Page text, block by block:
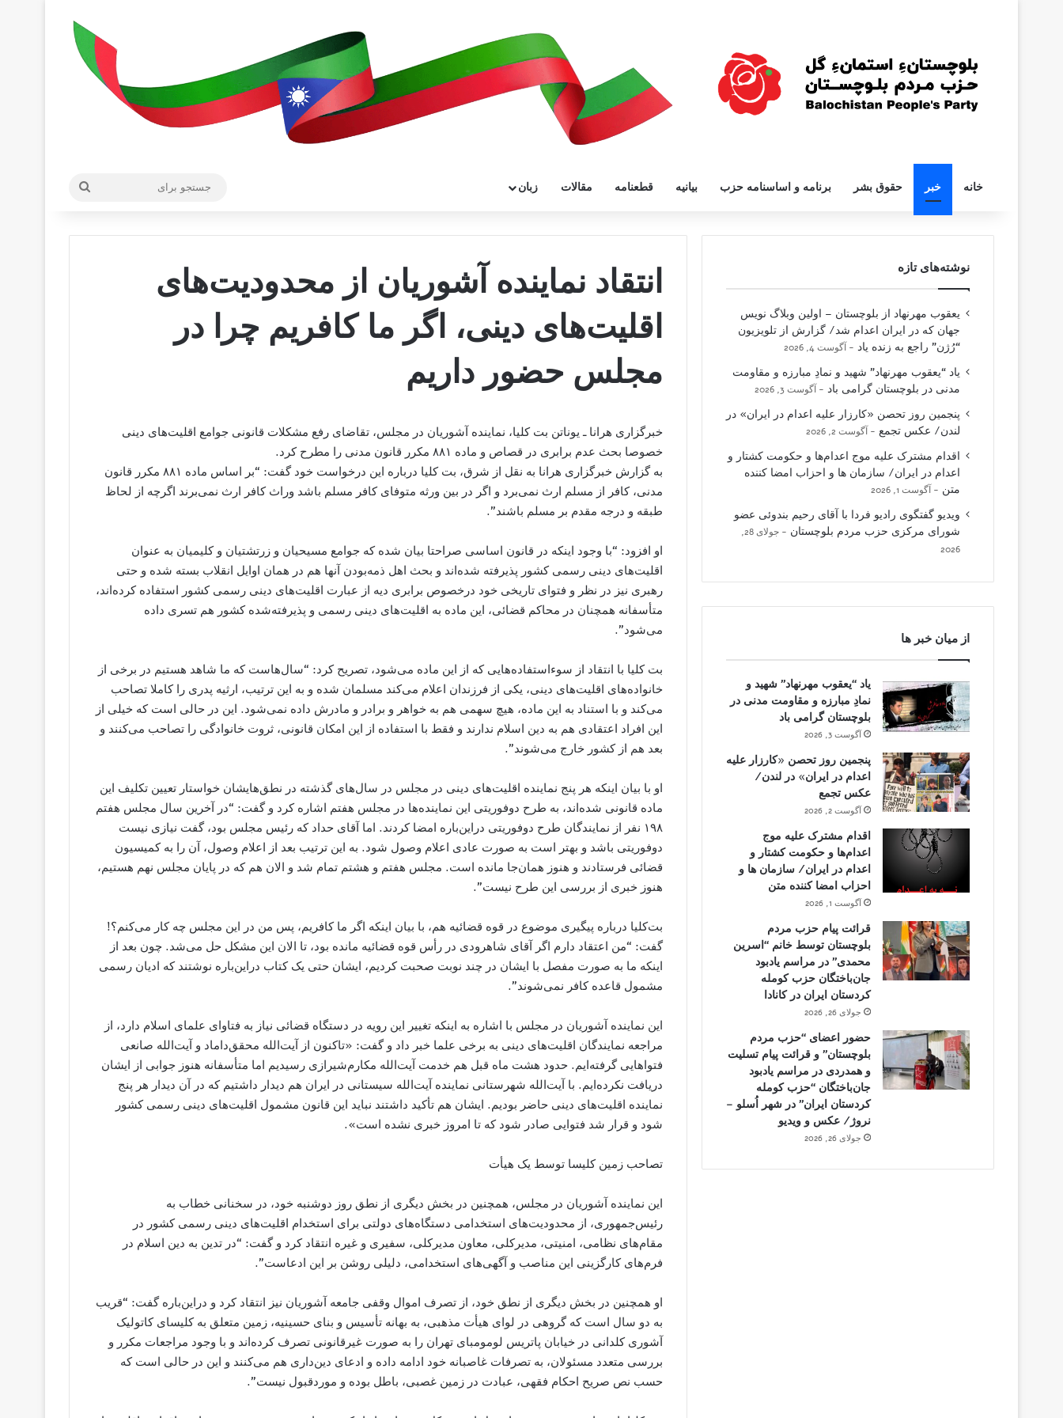
خانه خبر حقوق بشر برنامه و اساسنامه حزب بیانیه قطعنامه مقالات زبان
انتقاد نماینده آشوریان از محدودیت‌های
اقلیت‌های دینی، اگر ما کافریم چرا در
مجلس حضور داریم
خبرگزاری هرانا ـ یوناتن بت کلیا، نماینده آشوریان در مجلس، تقاضای رفع مشکلات قانونی جوامع اقلیت‌های دینی
خصوصا بحث عدم برابری در قصاص و ماده ٨٨١ مکرر قانون مدنی را مطرح کرد.
به گزارش خبرگزاری هرانا به نقل از شرق، بت کلیا درباره این درخواست خود گفت: “بر اساس ماده ٨٨١ مکرر قانون
مدنی، کافر از مسلم ارث نمی‌برد و اگر در بین ورثه متوفای کافر مسلم باشد وراث کافر ارث نمی‌‌برند اگرچه از لحاظ
طبقه و درجه مقدم بر مسلم باشند”.
او افزود: “با وجود اینکه در قانون اساسی صراحتا بیان شده که جوامع مسیحیان و زرتشتیان و کلیمیان به عنوان
اقلیت‌های دینی رسمی کشور پذیرفته شده‌‌اند و بحث اهل ذمه‌بودن آنها هم در همان اوایل انقلاب بسته شده و حتی
رهبری نیز در نظر و فتوای تاریخی خود درخصوص برابری دیه از عبارت اقلیت‌های دینی رسمی کشور استفاده کرده‌‌اند،
متأسفانه همچنان در محاکم قضائی، این ماده به اقلیت‌های دینی رسمی و پذیرفته‌شده کشور هم تسری داده
می‌شود”.
بت کلیا با انتقاد از سوء‌استفاده‌هایی که از این ماده می‌شود، تصریح کرد: “سال‌هاست که ما شاهد هستیم در برخی از
خانواده‌های اقلیت‌های دینی، یکی از فرزندان اعلام می‌کند مسلمان شده و به این ترتیب، ارثیه پدری را کاملا تصاحب
می‌کند و با استناد به این ماده، هیچ سهمی هم به خواهر و برادر و مادرش داده نمی‌شود. این در حالی ‌است که خیلی از
این افراد اعتقادی هم به دین اسلام ندارند و فقط با استفاده از این امکان قانونی، ثروت خانوادگی را تصاحب می‌کنند و
بعد هم از کشور خارج می‌شوند”.
او با بیان اینکه هر پنج نماینده اقلیت‌های دینی در مجلس در سال‌های گذشته در نطق‌هایشان خواستار تعیین تکلیف این
ماده قانونی شده‌‌اند، به طرح دوفوریتی این نماینده‌ها در مجلس هفتم اشاره کرد و گفت: “در آخرین سال مجلس هفتم
١٩٨ نفر از نمایندگان طرح دوفوریتی دراین‌باره امضا کردند. اما آقای حداد که رئیس مجلس بود، گفت نیازی نیست
دوفوریتی باشد و بهتر است به صورت عادی اعلام وصول شود. به این ترتیب بعد از اعلام وصول، آن را به کمیسیون
قضائی فرستادند و هنوز همان‌جا مانده است. مجلس هفتم و هشتم تمام شد و الان هم که در پایان مجلس نهم هستیم،
هنوز خبری از بررسی این طرح نیست”.
بت‌کلیا درباره پیگیری موضوع در قوه قضائیه هم، با بیان اینکه اگر ما کافریم، پس من در این مجلس چه کار می‌کنم؟!
گفت: “من اعتقاد دارم اگر آقای شاهرودی در رأس قوه قضائیه مانده بود، تا الان این مشکل حل می‌شد. چون بعد از
اینکه ما به صورت مفصل با ایشان در چند نوبت صحبت کردیم، ایشان حتی یک کتاب دراین‌باره نوشتند که ادیان رسمی
مشمول قاعده کافر نمی‌شوند”.
این نماینده آشوریان در مجلس با اشاره به اینکه تغییر این رویه در دستگاه قضائی نیاز به فتاوای علمای اسلام دارد، از
مراجعه نمایندگان اقلیت‌های دینی به برخی علما خبر داد و گفت: «تاکنون از آیت‌الله محقق‌داماد و آیت‌الله صانعی
فتواهایی گرفته‌ایم. حدود هشت ماه قبل هم خدمت آیت‌الله مکارم‌شیرازی رسیدیم اما متأسفانه هنوز جوابی از ایشان
دریافت نکرده‌ایم. با آیت‌الله شهرستانی نماینده آیت‌الله سیستانی در ایران هم دیدار داشتیم که در آن دیدار هر پنج
نماینده اقلیت‌های دینی حاضر بودیم. ایشان هم تأکید داشتند نباید این قانون مشمول اقلیت‌های دینی رسمی کشور
شود و قرار شد فتوایی صادر شود که تا امروز خبری نشده است».
تصاحب زمین کلیسا توسط یک هیأت
این نماینده آشوریان در مجلس، همچنین در بخش دیگری از نطق روز دوشنبه خود، در سخنانی خطاب به
رئیس‌جمهوری، از محدودیت‌های استخدامی دستگاه‌های دولتی برای استخدام اقلیت‌های دینی رسمی کشور در
مقام‌های نظامی، امنیتی، مدیرکلی، معاون مدیرکلی، سفیری و غیره انتقاد کرد و گفت: “در تدین به دین اسلام در
فرم‌های کارگزینی این مناصب و آگهی‌های استخدامی، دلیلی روشن بر این ادعاست”.
او همچنین در بخش دیگری از نطق خود، از تصرف اموال وقفی جامعه آشوریان نیز انتقاد کرد و دراین‌باره گفت: “قریب
به دو سال است که گروهی در لوای هیأت مذهبی، به بهانه تأسیس و بنای حسینیه، زمین متعلق به کلیسای کاتولیک
آشوری کلدانی در خیابان پاتریس لومومبای تهران را به صورت غیرقانونی تصرف کرده‌‌اند و با وجود مراجعات مکرر و
بررسی متعدد مسئولان، به تصرفات غاصبانه خود ادامه داده و ادعای دین‌داری هم می‌کنند و این در حالی است که
حسب نص صریح احکام فقهی، عبادت در زمین غصبی، باطل بوده و موردقبول نیست”.
نوشته‌های تازه
یعقوب مهرنهاد از بلوچستان – اولین وبلاگ نویس
جهان که در ایران اعدام شد/ گزارش از تلویزیون
“رُژن” راجع به زنده یاد
آگوست 4, 2026
یاد “یعقوب مهرنهاد” شهید و نمادِ مبارزه و مقاومت
مدنی در بلوچستان گرامی باد
آگوست 3, 2026
پنجمین روز تحصن «کارزار علیه اعدام در ایران» در
لندن/ عکس تجمع
آگوست 2, 2026
اقدام مشترک علیه موج اعدام‌ها و حکومت کشتار و
اعدام در ایران/ سازمان ها و احزاب امضا کننده
متن
آگوست 1, 2026
ویدیو گفتگوی رادیو فردا با آقای رحیم بندوئی عضو
شورای مرکزی حزب مردم بلوچستان
جولای 28,
2026
از میان خبر ها
یاد “یعقوب مهرنهاد” شهید و
نمادِ مبارزه و مقاومت مدنی در
بلوچستان گرامی باد
آگوست 3, 2026
پنجمین روز تحصن «کارزار علیه
اعدام در ایران» در لندن/
عکس تجمع
آگوست 2, 2026
اقدام مشترک علیه موج
اعدام‌ها و حکومت کشتار و
اعدام در ایران/ سازمان ها و
احزاب امضا کننده متن
آگوست 1, 2026
قرائت پیام حزب مردم
بلوچستان توسط خانم “اسرین
محمدی” در مراسم یادبود
جان‌باختگان حزب کومله
کردستان ایران در کانادا
جولای 26, 2026
حضور اعضای “حزب مردم
بلوچستان” و قرائت پیام تسلیت
و همدردی در مراسم یادبود
جان‌باختگان “حزب کومله
کردستان ایران” در شهر اُسلو –
نروژ/ عکس و ویدیو
جولای 26, 2026